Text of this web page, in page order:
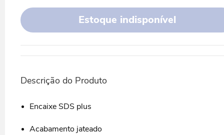
Estoque indisponível
Descrição do Produto
Encaixe SDS plus
Acabamento jateado